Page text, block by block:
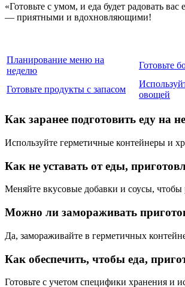
«Готовьте с умом, и еда будет радовать
— приятными и вдохновляющими!
Планирование меню на
неделю
Готовьте
Готовьте продукты с запасом
овощей
Как заранее подготовить еду на
Используйте герметичные контейнеры и
Как не уставать от еды,
Меняйте вкусовые добавки и соусы, чтобы
Можно ли замораживать
Да, замораживайте в герметичных
Как обеспечить, чтобы еда,
Готовьте с учетом специфики хранения и